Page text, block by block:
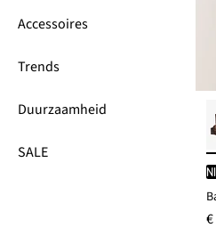
Accessoires
Trends
Duurzaamheid
SALE